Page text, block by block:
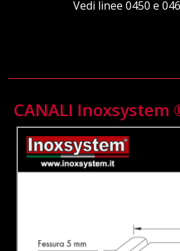
Vedi linee 0450 e
CANALI Inoxsystem